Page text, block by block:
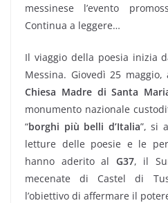
messinese l’evento
Continua a leggere…
Il viaggio della poesia inizia
Messina. Giovedì 25
Chiesa Madre di Santa
monumento nazionale
“borghi più belli d’Italia”, si
letture delle poesie e le
hanno aderito al G37, il
mecenate di Castel di
l’obiettivo di affermare il